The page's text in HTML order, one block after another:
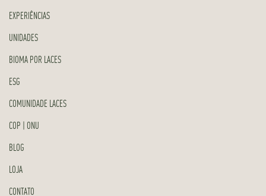
EXPERIÊNCIAS
UNIDADES
BIOMA POR LACES
ESG
COMUNIDADE LACES
COP | ONU
BLOG
LOJA
CONTATO